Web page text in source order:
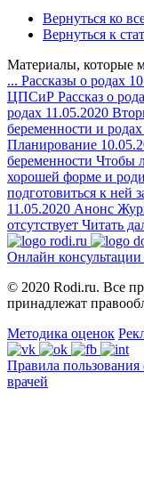
Вернуться ко
Вернуться к
Материалы, которые
... Рассказы о родах
ЦПСиР Рассказ о
родах 11.05.2020
беременности и
Планирование
беременности Чтобы
хорошей форме и
подготовиться к ней
11.05.2020 Анонс
отсутствует Читать
Онлайн консультации
© 2020 Rodi.ru. Все
принадлежат
Методика оценок
Правила пользования
врачей